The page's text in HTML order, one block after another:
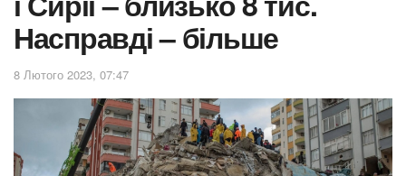
Насправді – більше
8 Лютого 2023, 07:47